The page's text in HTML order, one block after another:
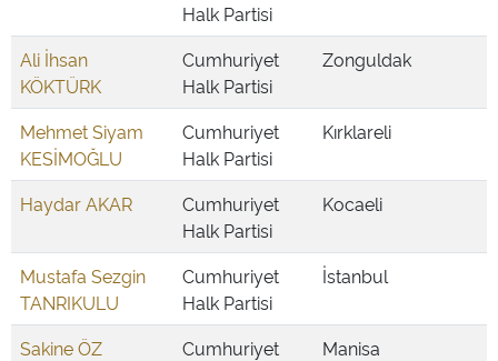
Halk Partisi
Ali İhsan
KÖKTÜRK
Cumhuriyet
Halk Partisi
Zonguldak
Mehmet Siyam
KESİMOĞLU
Cumhuriyet
Halk Partisi
Kırklareli
Haydar AKAR
Cumhuriyet
Halk Partisi
Kocaeli
Mustafa Sezgin
TANRIKULU
Cumhuriyet
Halk Partisi
İstanbul
Sakine ÖZ
Cumhuriyet
Manisa